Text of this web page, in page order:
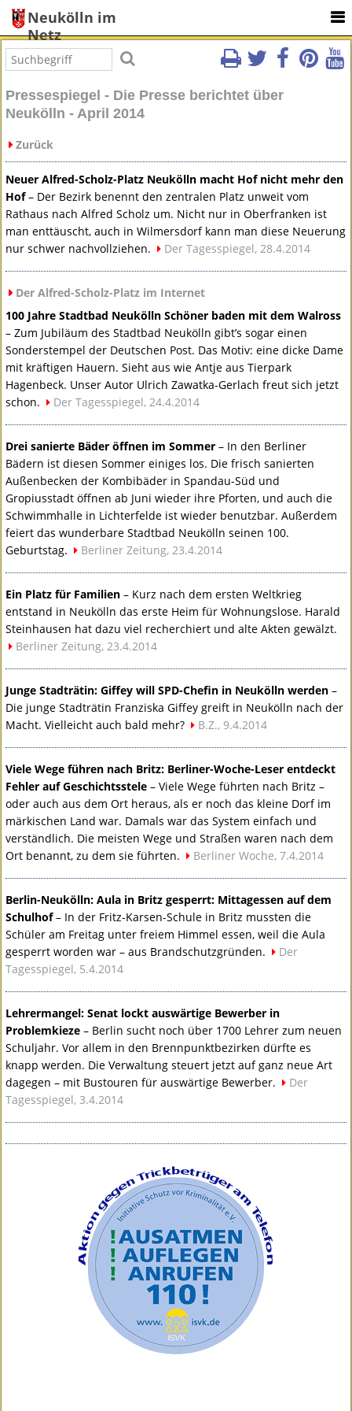
Neukölln im
Netz
Pressespiegel - Die Presse berichtet über
Neukölln - April 2014
Zurück
Neuer Alfred-Scholz-Platz Neukölln macht Hof nicht mehr den
Hof– Der Bezirk benennt den zentralen Platz unweit vom
Rathaus nach Alfred Scholz um. Nicht nur in Oberfranken ist
man enttäuscht, auch in Wilmersdorf kann man diese Neuerung
nur schwer nachvollziehen.
Der Tagesspiegel, 28.4.2014
Der Alfred-Scholz-Platz im Internet
100 Jahre Stadtbad Neukölln Schöner baden mit dem Walross
– Zum Jubiläum des Stadtbad Neukölln gibt’s sogar einen
Sonderstempel der Deutschen Post. Das Motiv: eine dicke Dame
mit kräftigen Hauern. Sieht aus wie Antje aus Tierpark
Hagenbeck. Unser Autor Ulrich Zawatka-Gerlach freut sich jetzt
schon.
Der Tagesspiegel, 24.4.2014
Drei sanierte Bäder öffnen im Sommer – In den Berliner
Bädern ist diesen Sommer einiges los. Die frisch sanierten
Außenbecken der Kombibäder in Spandau-Süd und
Gropiusstadt öffnen ab Juni wieder ihre Pforten, und auch die
Schwimmhalle in Lichterfelde ist wieder benutzbar. Außerdem
feiert das wunderbare Stadtbad Neukölln seinen 100.
Geburtstag.
Berliner Zeitung, 23.4.2014
Ein Platz für Familien – Kurz nach dem ersten Weltkrieg
entstand in Neukölln das erste Heim für Wohnungslose. Harald
Steinhausen hat dazu viel recherchiert und alte Akten gewälzt.
Berliner Zeitung, 23.4.2014
Junge Stadträtin: Giffey willSPD-Chefin in Neukölln werden –
Die junge Stadträtin Franziska Giffey greift in Neukölln nach der
Macht. Vielleicht auch bald mehr?
B.Z., 9.4.2014
Viele Wege führen nach Britz: Berliner-Woche-Leser entdeckt
Fehler auf Geschichtsstele – Viele Wege führten nach Britz –
oder auch aus dem Ort heraus, als er noch das kleine Dorf im
märkischen Land war. Damals war das System einfach und
verständlich. Die meisten Wege und Straßen waren nach dem
Ort benannt, zu dem sie führten.
Berliner Woche, 7.4.2014
Berlin-Neukölln: Aula in Britz gesperrt: Mittagessen auf dem
Schulhof– In der Fritz-Karsen-Schule in Britz mussten die
Schüler am Freitag unter freiem Himmel essen, weil die Aula
gesperrt worden war – aus Brandschutzgründen.
Der
Tagesspiegel, 5.4.2014
Lehrermangel: Senat lockt auswärtige Bewerber in
Problemkieze – Berlin sucht noch über 1700 Lehrer zum neuen
Schuljahr. Vor allem in den Brennpunktbezirken dürfte es
knapp werden. Die Verwaltung steuert jetzt auf ganz neue Art
dagegen – mit Bustouren für auswärtige Bewerber.
Der
Tagesspiegel, 3.4.2014